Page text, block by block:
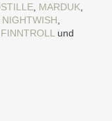
MARDUK
NIGHTWISH
FINNTROLL und